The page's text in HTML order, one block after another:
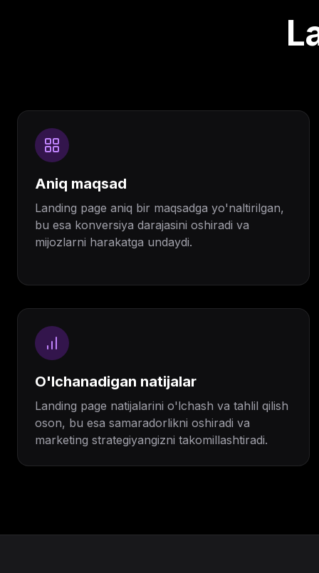
Aniq maqsad
Landing page aniq bir maqsadga yo'naltirilgan,
bu esa konversiya darajasini oshiradi va
mijozlarni harakatga undaydi.
O'lchanadigan natijalar
Landing page natijalarini o'lchash va tahlil qilish
oson, bu esa samaradorlikni oshiradi va
marketing strategiyangizni takomillashtiradi.